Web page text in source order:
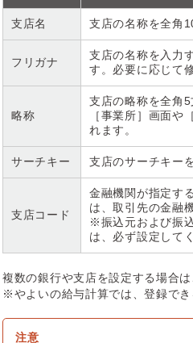
支店名 支店の名称を全角
フリガナ
支店の名称を入力
す。必要に応じて
略称
支店の略称を全角
［事業所］画面や
れます。
サーチキー 支店のサーチキー
支店コード
金融機関が指定す
は、取引先の金融
※振込元および振
は、必ず設定して
複数の銀行や支店を設定する場合
※やよいの給与計算では、登録でき